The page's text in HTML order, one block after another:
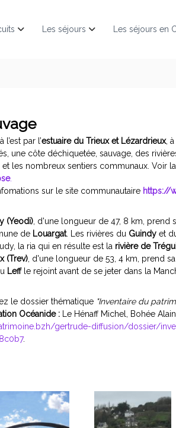
Les séjours Les séjours en
l’est par l’estuaire du Trieux et Lézardrieux,
une côte déchiquetée, sauvage, des
et les nombreux sentiers communaux. Voir
.
sur le site communautaire https://
(Yeodi) , d'une longueur de 47, 8 km, prend
de Louargat. Les rivières du Guindy et
la ria qui en résulte est la rivière de
(Trev) , d'une longueur de 53, 4 km, prend
Leffle rejoint avant de se jeter dans la
le dossier thématique "Inventaire du
Océanide :
Le Hénaff Michel, Bohée Alain,
gertrude-diffusion/dossier/
.